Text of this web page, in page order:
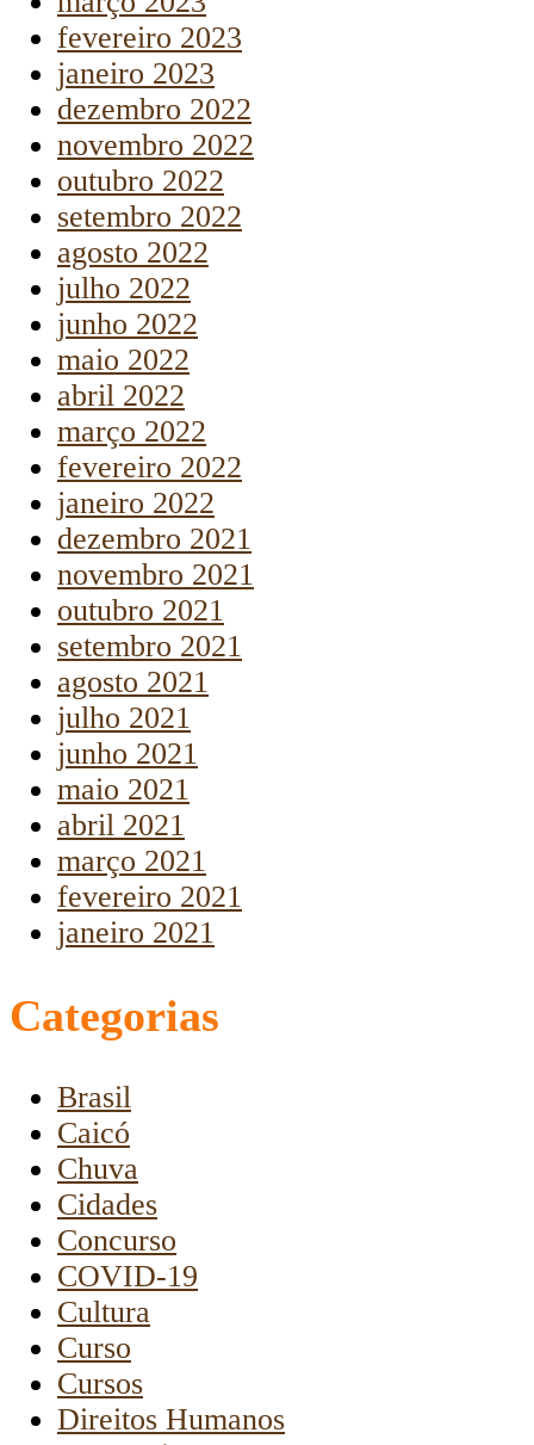
fevereiro 2023
janeiro 2023
dezembro 2022
novembro 2022
outubro 2022
setembro 2022
agosto 2022
julho 2022
junho 2022
maio 2022
abril 2022
março 2022
fevereiro 2022
janeiro 2022
dezembro 2021
novembro 2021
outubro 2021
setembro 2021
agosto 2021
julho 2021
junho 2021
maio 2021
abril 2021
março 2021
fevereiro 2021
janeiro 2021
Categorias
Brasil
Caicó
Chuva
Cidades
Concurso
COVID-19
Cultura
Curso
Cursos
Direitos Humanos